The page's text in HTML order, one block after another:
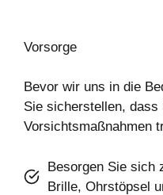
Vorsorge
Bevor wir uns in die
Sie sicherstellen, dass
Vorsichtsmaßnahmen
Besorgen Sie sich
Brille, Ohrstöpsel